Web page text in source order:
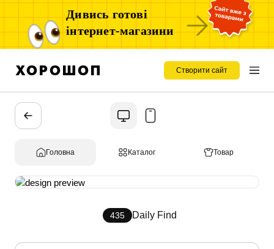
Дивись готові
інтернет-магазини
Створити сайт
Головна Каталог Товар
435 Daily Find